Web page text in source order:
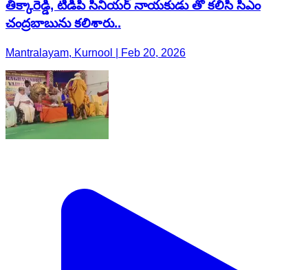
తిక్కారెడ్డి, టిడిపి సీనియర్ నాయకుడు తో కలిసి సీఎం
చంద్రబాబును కలిశారు..
Mantralayam, Kurnool | Feb 20, 2026